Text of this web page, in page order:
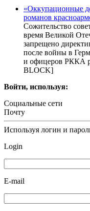
«Оккупационные
романов
Сожительство
время Великой
запрещено
после войны в
и офицеров РККА
BLOCK]
Войти, используя:
Социальные сети
Почту
Используя логин и
Login
E-mail